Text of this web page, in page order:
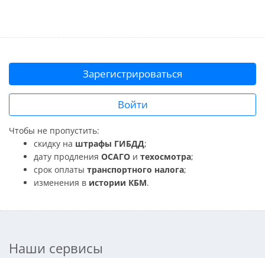
Зарегистрироваться
Войти
Чтобы не пропустить:
скидку на штрафы ГИБДД;
дату продления ОСАГО и техосмотра;
срок оплаты транспортного налога;
изменения в истории КБМ.
Наши сервисы